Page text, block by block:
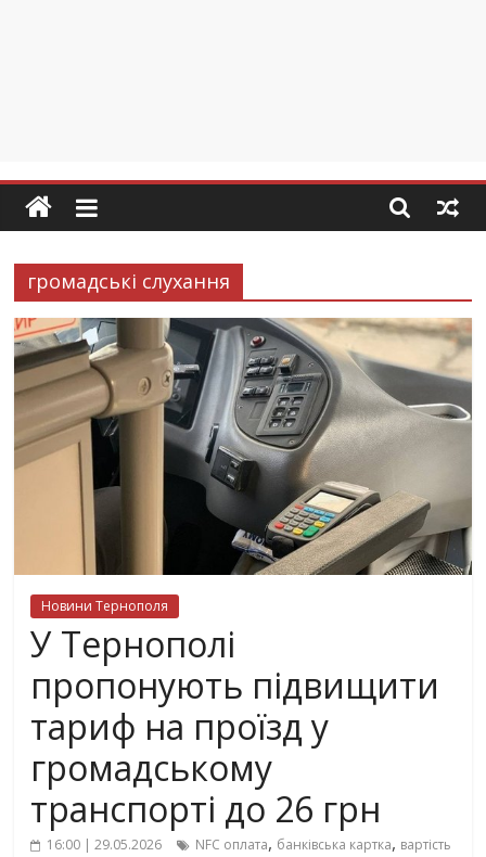
громадські слухання
Новини Тернополя
У Тернополі
пропонують підвищити
тариф на проїзд у
громадському
транспорті до 26 грн
16:00 | 29.05.2026 NFC оплата, банківська картка, вартість